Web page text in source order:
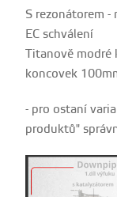
S rezonátorem
EC schválení
Titanově modré
koncovek
- pro ostaní
produktů"